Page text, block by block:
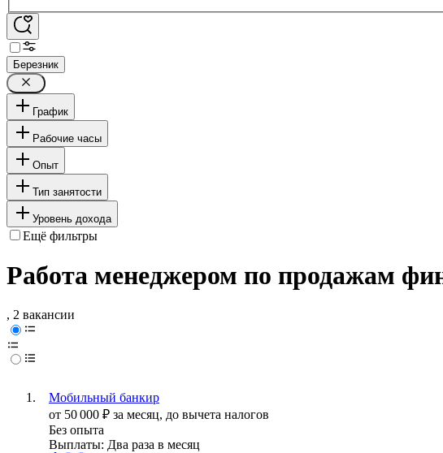
Березник
График
Рабочие часы
Опыт
Тип занятости
Уровень дохода
Ещё фильтры
Работа менеджером по продажам
, 2 вакансии
Мобильный банкир
от 50 000 ₽ за месяц, до вычета налогов
Без опыта
Выплаты: Два раза в месяц